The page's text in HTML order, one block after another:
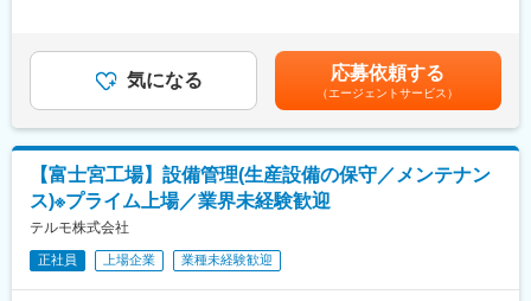
医療器、医薬品を生産する工場において保全業務は、医療生産設
備へのエネルギー供給や環境維持に欠かせない業務を担い、「人
命を救う商品の安定供給」という社会貢献度の高い重要な役割を
果たします。業務を通じた経験や専門知識の蓄積によってて自己
の成長にもつながる仕事です。生産現場をはじめとした様々な部
署の人から頼られる存在として、やりがいを持って働ける職場で
す。
変更の範囲：会社の定める業務
め、品質情報への対応や、顧客要望・法的要求事項に合致した製
造管理／品質管理の維持・改善の実施や指示ができる人財、また
開発管理の検証ができる人財を募集します。
＜具体的な業務＞
・品質情報品の解析業務、報告書の確認、営業メンバー、ユーザ
ーへの報告など
・苦情や逸脱の低減に向けた改善業務の立案および実行指示
・開発文書の審査業務
■製造品目：
も目安の金額であり、選考を通じて上下する可能性があります。
月給(月額)は固定手当を含めた表記です。
気になる 応募依頼する
（エージェントサービス）
【富士宮工場】設備管理(生産設備の保守／メンテナン
ス)※プライム上場／業界未経験歓迎
テルモ株式会社
正社員 上場企業 業種未経験歓迎